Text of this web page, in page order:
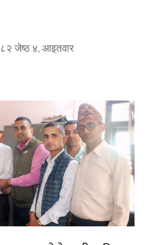
जेष्ठ ४, आइतवार